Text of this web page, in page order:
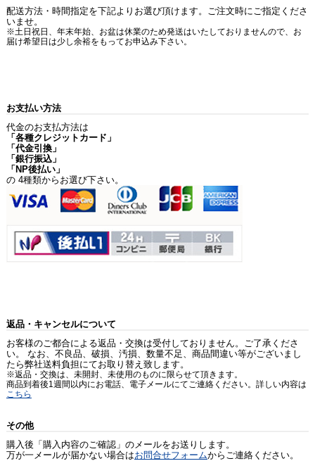
配送方法・時間指定を下記よりお選び頂けます。ご注文時にご指定くださ
いませ。
※土日祝日、年末年始、お盆は休業のため発送はいたしておりませんので、お
届け希望日は少し余裕をもってお申込み下さい。
お支払い方法
代金のお支払方法は
「各種クレジットカード」
「代金引換」
「銀行振込」
「NP後払い」
の 4種類からお選び下さい。
返品・キャンセルについて
お客様のご都合による返品・交換は受付しておりません。ご了承くださ
い。 なお、不良品、破損、汚損、数量不足、商品間違い等がございまし
たら弊社送料負担にてお取り替え致します。
※返品・交換は、未開封、未使用のものに限らせて頂きます。
商品到着後1週間以内にお電話、電子メールにてご連絡ください。詳しい内容は
こちら
その他
購入後「購入内容のご確認」のメールをお送りします。
万が一メールが届かない場合はお問合せフォームからご連絡ください。